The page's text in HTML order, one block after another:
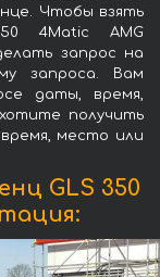
Чтобы взять
4Matic AMG
запрос на
запроса. Вам
даты, время,
получить
место или
GLS 350